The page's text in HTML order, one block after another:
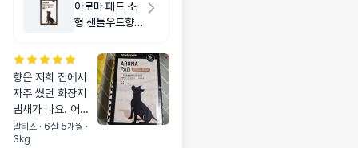
아로마 패드 소
형 샌들우드향
향은 저희 집에서
자주 썼던 화장지
냄새가 나요. 어디
서 많이 맡아 본 냄
새!! 다른 회사 제품
말티즈 · 6살 5개월 ·
3kg